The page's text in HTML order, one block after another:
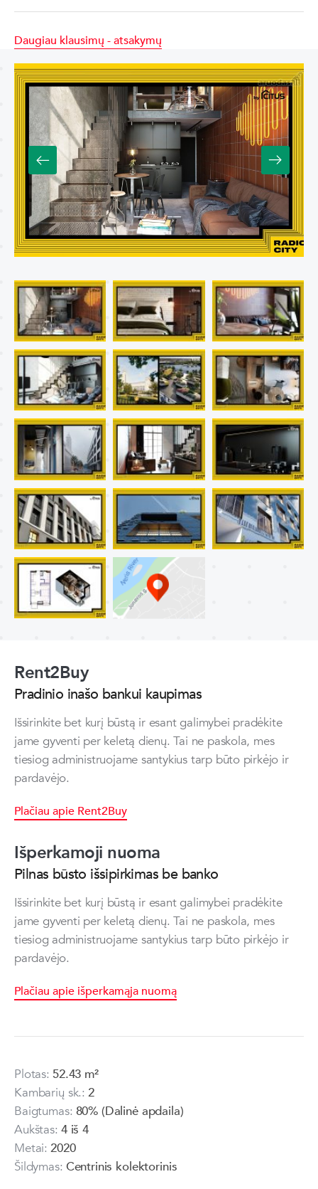
Daugiau klausimų - atsakymų
Rent2Buy
Pradinio inašo bankui kaupimas
Išsirinkite bet kurį būstą ir esant galimybei pradėkite
jame gyventi per keletą dienų. Tai ne paskola, mes
tiesiog administruojame santykius tarp būto pirkėjo ir
pardavėjo.
Plačiau apie Rent2Buy
Išperkamoji nuoma
Pilnas būsto išsipirkimas be banko
Išsirinkite bet kurį būstą ir esant galimybei pradėkite
jame gyventi per keletą dienų. Tai ne paskola, mes
tiesiog administruojame santykius tarp būto pirkėjo ir
pardavėjo.
Plačiau apie išperkamąja nuomą
Plotas: 52.43 m²
Kambarių sk.: 2
Baigtumas: 80% (Dalinė apdaila)
Aukštas: 4 iš 4
Metai: 2020
Šildymas: Centrinis kolektorinis